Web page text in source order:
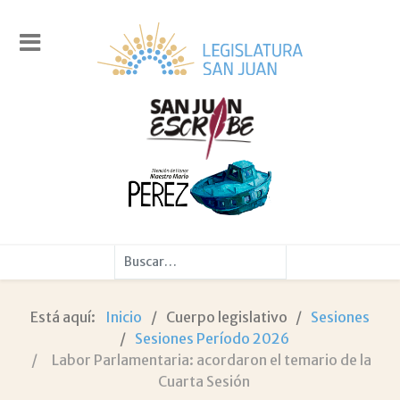
Buscar
Está aquí: Inicio Cuerpo legislativo
Sesiones
Sesiones Período 2026
Labor Parlamentaria: acordaron el temario de la
Cuarta Sesión